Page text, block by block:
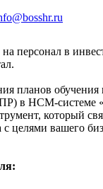
на персонал в
планов
в HCM-
который
целями вашего